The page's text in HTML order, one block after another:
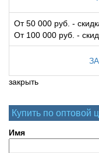
От 50 000 руб. -
От 100 000 руб. -
закрыть
Купить по оптовой
Имя